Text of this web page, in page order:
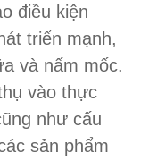
điều kiện
triển mạnh,
và nấm mốc.
vào thực
như cấu
sản phẩm